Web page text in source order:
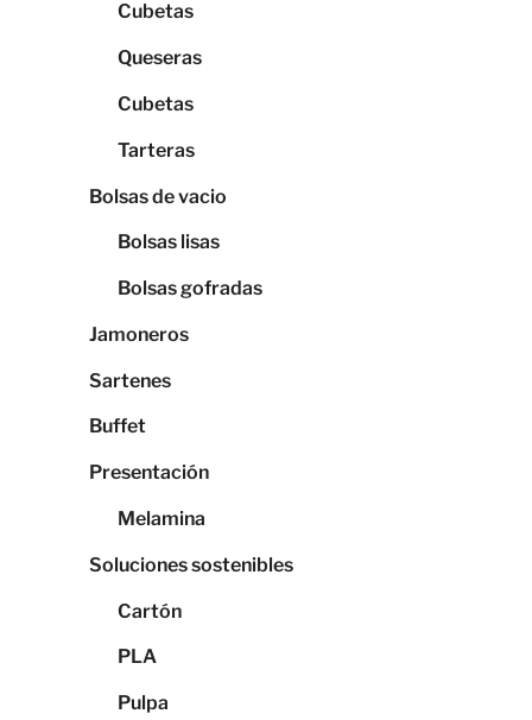
Cubetas
Queseras
Cubetas
Tarteras
Bolsas de vacio
Bolsas lisas
Bolsas gofradas
Jamoneros
Sartenes
Buffet
Presentación
Melamina
Soluciones sostenibles
Cartón
PLA
Pulpa